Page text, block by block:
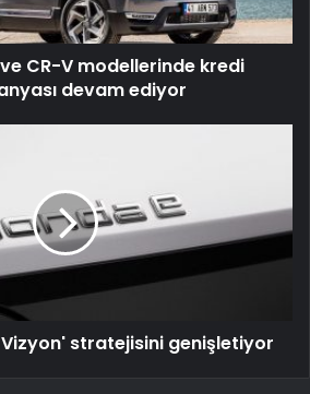
CR-V modellerinde kredi
devam ediyor
stratejisini genişletiyor